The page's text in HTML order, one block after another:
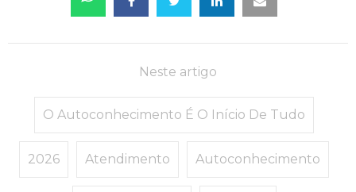
Neste artigo
O Autoconhecimento É O Início De Tudo
2026 Atendimento Autoconhecimento